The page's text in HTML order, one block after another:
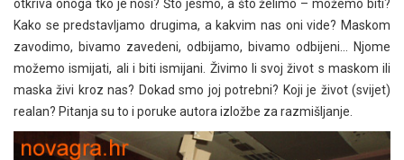
otkriva onoga tko je nosi? Što jesmo, a što želimo – možemo biti?
Kako se predstavljamo drugima, a kakvim nas oni vide? Maskom
zavodimo, bivamo zavedeni, odbijamo, bivamo odbijeni… Njome
možemo ismijati, ali i biti ismijani. Živimo li svoj život s maskom ili
maska živi kroz nas? Dokad smo joj potrebni? Koji je život (svijet)
realan? Pitanja su to i poruke autora izložbe za razmišljanje.